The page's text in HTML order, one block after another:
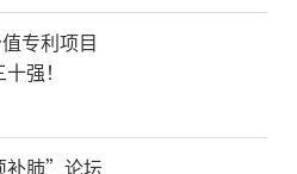
专利项目
强！
补肺”论坛